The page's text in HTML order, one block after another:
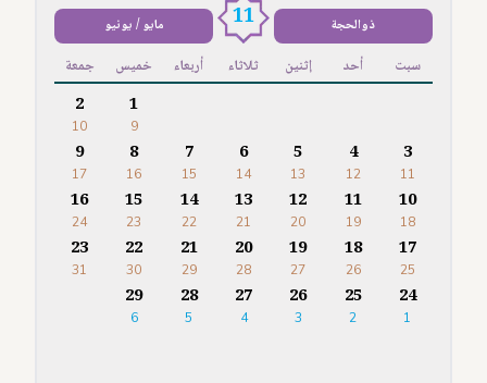
ذوالحجة 11 مايو / يونيو
سبت أحد إثنين ثلاثاء أربعاء خميس جمعة
1
9
2
10
3
11
4
12
5
13
6
14
7
15
8
16
9
17
10
18
11
19
12
20
13
21
14
22
15
23
16
24
17
25
18
26
19
27
20
28
21
29
22
30
23
31
24
1
25
2
26
3
27
4
28
5
29
6